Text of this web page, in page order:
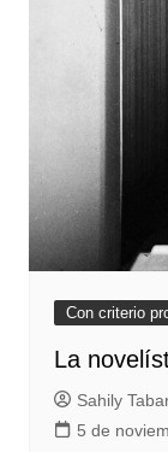
Con criterio
La
Sahily
5 de